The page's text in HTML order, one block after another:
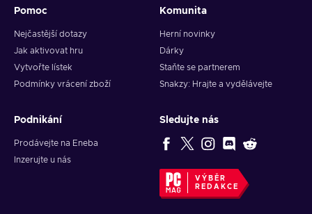
Enter the Steam Gift Card code that you received in your
email;
ClickContinue
. Note that if you have never used Steam
Wallet credit on your account before, you may be prompted
correct currency.
Pomoc
Nejčastější dotazy
Jak aktivovat hru
Vytvořte lístek
Podmínky vrácení zboží
Komunita
Herní novinky
Dárky
Staňte se partnerem
Snakzy: Hrajte a vydělávejte
Podnikání
Prodávejte na Eneba
Inzerujte u nás
Sledujte nás
VÝBĚR
REDAKCE